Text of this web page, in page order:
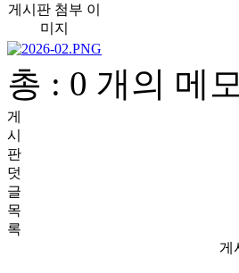
게시판 첨부 이
미지
총 : 0 개의 메
게
시
판
덧
글
목
록
게